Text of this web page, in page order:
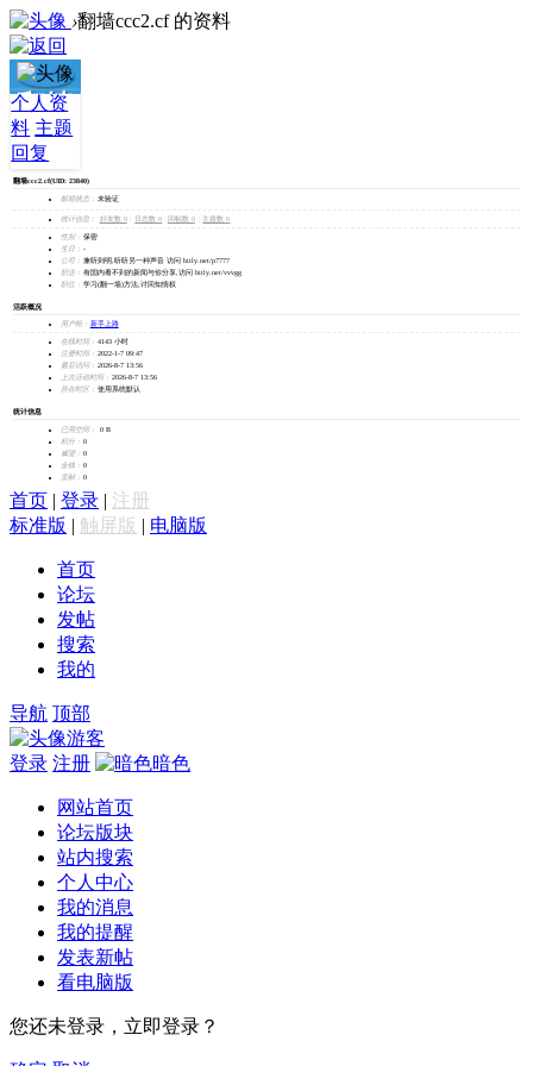
›翻墙ccc2.cf 的资料
翻墙
ccc2.cf
加为好友
发消息
个人资
料 主题
回复
翻墙ccc2.cf(UID: 23840)
邮箱状态： 未验证
统计信息： 好友数 0 日志数 0 回帖数 0 主题数 0
性别： 保密
生日： -
公司： 兼听则明,听听另一种声音 访问 bitly.net/p7777
职业： 有国内看不到的新闻与你分享,访问 bitly.net/vvvgg
职位：
学习(翻一墙)方法,讨回知情权
活跃概况
用户组： 新手上路
在线时间： 4143 小时
注册时间： 2022-1-7 09:47
最后访问： 2026-8-7 13:56
上次活动时间： 2026-8-7 13:56
所在时区： 使用系统默认
统计信息
已用空间：
0 B
积分： 0
威望： 0
金钱： 0
贡献： 0
首页 | 登录 | 注册
标准版 | 触屏版 | 电脑版
首页
论坛
发帖
搜索
我的
导航 顶部
游客
登录 注册 暗色
网站首页
论坛版块
站内搜索
个人中心
我的消息
我的提醒
发表新帖
看电脑版
您还未登录，立即登录？